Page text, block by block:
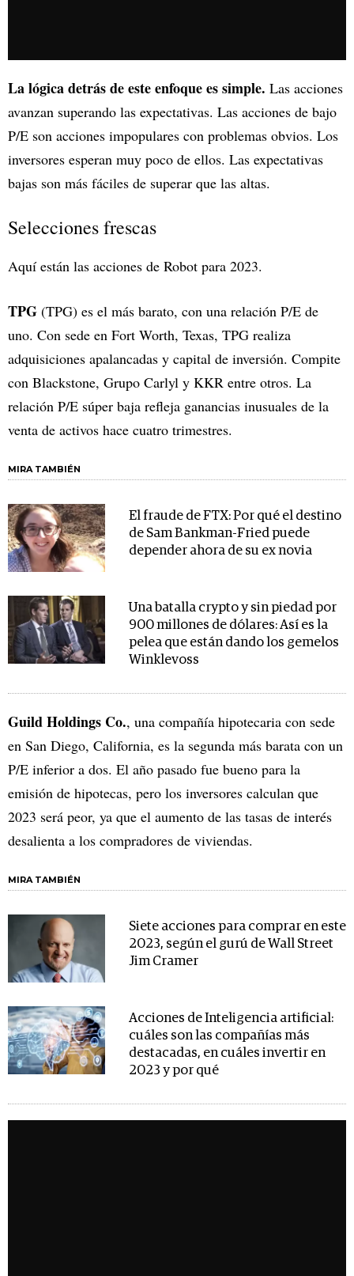
La lógica detrás de este enfoque es simple. Las acciones
avanzan superando las expectativas. Las acciones de bajo
P/E son acciones impopulares con problemas obvios. Los
inversores esperan muy poco de ellos. Las expectativas
bajas son más fáciles de superar que las altas.
Selecciones frescas
Aquí están las acciones de Robot para 2023.
TPG (TPG) es el más barato, con una relación P/E de
uno. Con sede en Fort Worth, Texas, TPG realiza
adquisiciones apalancadas y capital de inversión. Compite
con Blackstone, Grupo Carlyl y KKR entre otros. La
relación P/E súper baja refleja ganancias inusuales de la
venta de activos hace cuatro trimestres.
MIRA TAMBIÉN
El fraude de FTX: Por qué el destino
de Sam Bankman-Fried puede
depender ahora de su ex novia
Una batalla crypto y sin piedad por
900 millones de dólares: Así es la
pelea que están dando los gemelos
Winklevoss
Guild Holdings Co., una compañía hipotecaria con sede
en San Diego, California, es la segunda más barata con un
P/E inferior a dos. El año pasado fue bueno para la
emisión de hipotecas, pero los inversores calculan que
2023 será peor, ya que el aumento de las tasas de interés
desalienta a los compradores de viviendas.
MIRA TAMBIÉN
Siete acciones para comprar en este
2023, según el gurú de Wall Street
Jim Cramer
Acciones de Inteligencia artificial:
cuáles son las compañías más
destacadas, en cuáles invertir en
2023 y por qué